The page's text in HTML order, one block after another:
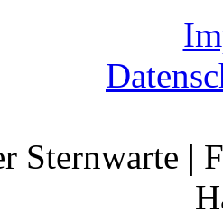
Sternwarte |